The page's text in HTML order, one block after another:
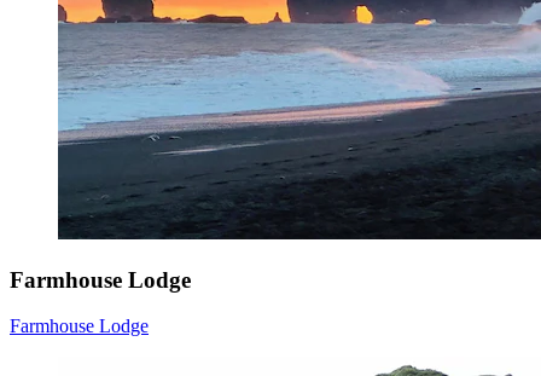
Farmhouse Lodge
Farmhouse Lodge